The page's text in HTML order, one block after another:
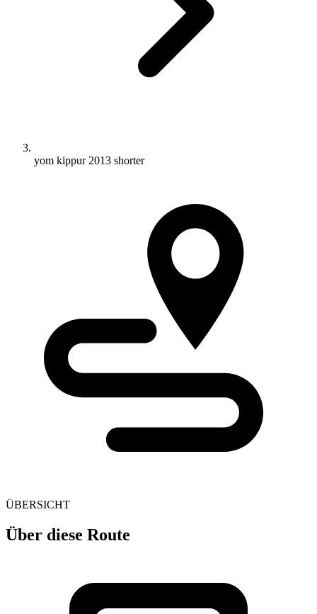
yom kippur 2013 shorter
ÜBERSICHT
Über diese Route